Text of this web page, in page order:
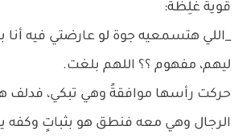
قوية غَلِظة:
_اللي هتسمعيه جوة لو عارضتي فيه
ليهم، مفهوم ؟؟ اللهم بلغت.
حركت رأسها موافقةً وهي تبكي، فدلف
الرجال وهي معه فنطق هو بثباتٍ